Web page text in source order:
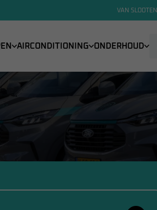
VAN SLOOTEN
AIRCONDITIONING ONDERHOUD
IN